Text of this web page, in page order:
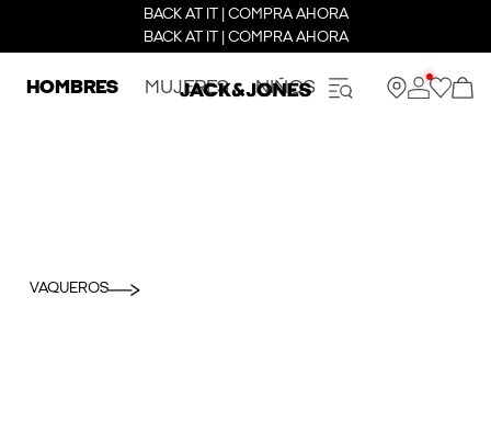
BACK AT IT | COMPRA AHORA
BACK AT IT | COMPRA AHORA
HOMBRES MUJERES NIÑOS
VAQUEROS